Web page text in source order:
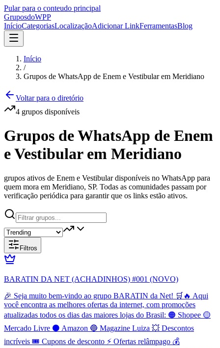
Pular para o conteudo principal
GruposdoWPP
InícioCategoriasLocalizaçãoAdicionar LinkFerramentasBlog
Início
/
Grupos de WhatsApp de Enem e Vestibular em Meridiano
Voltar para o diretório
4 grupos disponíveis
Grupos de WhatsApp de Enem
e Vestibular em Meridiano
grupos ativos de Enem e Vestibular disponíveis no WhatsApp para
quem mora em Meridiano, SP. Todas as comunidades passam por
verificação periódica para garantir que os links estão ativos.
Filtros
BARATIN DA NET (ACHADINHOS) #001 (NOVO)
🎉 Seja muito bem-vindo ao grupo BARATIN da Net! 🛒🔥 Aqui
você encontra as melhores ofertas da internet, com promoções
atualizadas todos os dias das maiores lojas do Brasil: 🟠 Shopee 🟡
Mercado Livre ⚫ Amazon 🔵 Magazine Luiza 💥 Descontos
incríveis 🎟️ Cupons de desconto ⚡ Ofertas relâmpago 💰